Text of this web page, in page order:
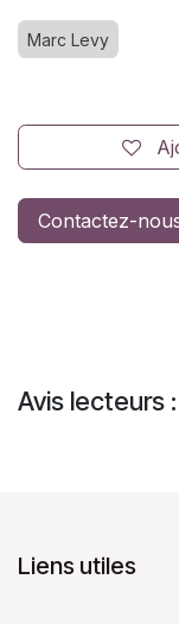
Marc Levy
Contactez-
Avis lecteurs :
Liens utiles